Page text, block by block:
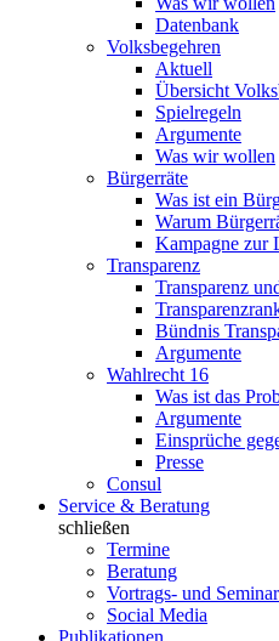
Datenbank
Volksbegehren
Aktuell
Übersicht
Spielregeln
Argumente
Was wir wollen
Bürgerräte
Was ist ein
Warum
Kampagne zur
Transparenz
Transparenz
Bündnis
Argumente
Wahlrecht 16
Was ist das
Argumente
Einsprüche
Presse
Consul
Service & Beratung
schließen
Termine
Beratung
Vortrags- und
Social Media
Publikationen